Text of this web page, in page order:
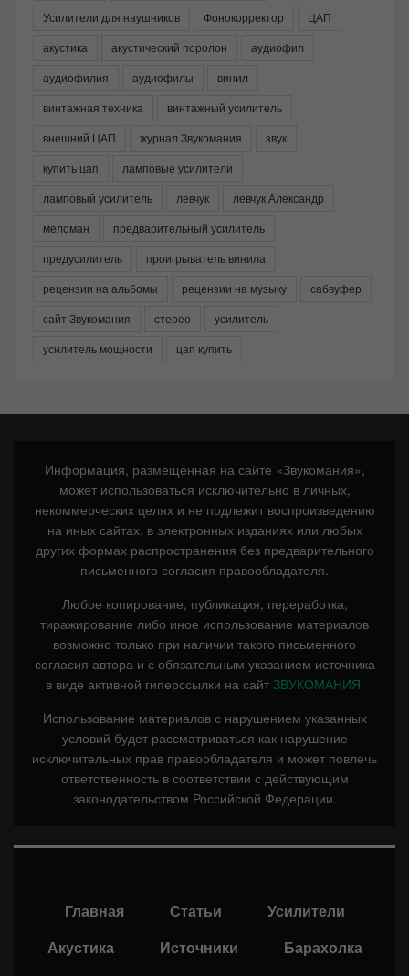
Усилители для наушников
Фонокорректор
ЦАП
акустика
акустический поролон
аудиофил
аудиофилия
аудиофилы
винил
винтажная техника
винтажный усилитель
внешний ЦАП
журнал Звукомания
звук
купить цап
ламповые усилители
ламповый усилитель
левчук
левчук Александр
меломан
предварительный усилитель
предусилитель
проигрыватель винила
рецензии на альбомы
рецензии на музыку
сабвуфер
сайт Звукомания
стерео
усилитель
усилитель мощности
цап купить
Информация, размещённая на сайте «Звукомания»,
может использоваться исключительно в личных,
некоммерческих целях и не подлежит воспроизведению
на иных сайтах, в электронных изданиях или любых
других формах распространения без предварительного
письменного согласия правообладателя.
Любое копирование, публикация, переработка,
тиражирование либо иное использование материалов
возможно только при наличии такого письменного
согласия автора и с обязательным указанием источника
в виде активной гиперссылки на сайт ЗВУКОМАНИЯ.
Использование материалов с нарушением указанных
условий будет рассматриваться как нарушение
исключительных прав правообладателя и может повлечь
ответственность в соответствии с действующим
законодательством Российской Федерации.
Главная Статьи
Усилители
Акустика
Источники
Барахолка